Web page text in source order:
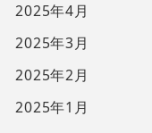
2025年4月
2025年3月
2025年2月
2025年1月